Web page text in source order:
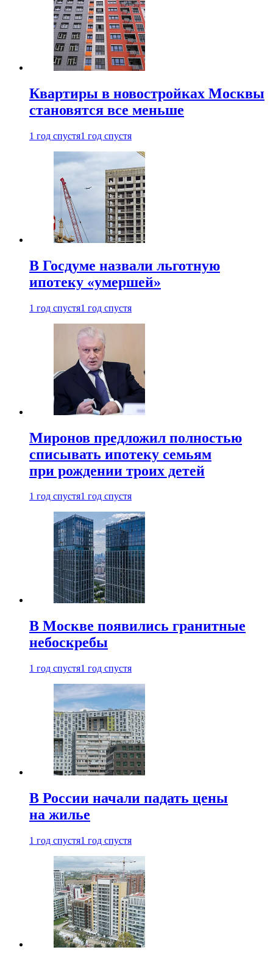
Квартиры в новостройках Москвы
становятся все меньше
1 год спустя1 год спустя
В Госдуме назвали льготную
ипотеку «умершей»
1 год спустя1 год спустя
Миронов предложил полностью
списывать ипотеку семьям
при рождении троих детей
1 год спустя1 год спустя
В Москве появились гранитные
небоскребы
1 год спустя1 год спустя
В России начали падать цены
на жилье
1 год спустя1 год спустя